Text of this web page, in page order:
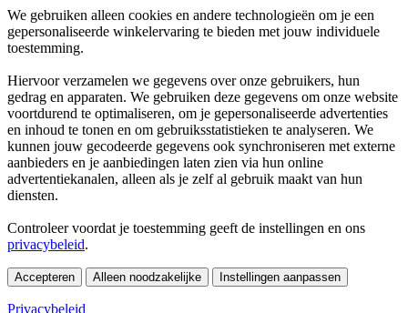
We gebruiken alleen cookies en andere technologieën om je een
gepersonaliseerde winkelervaring te bieden met jouw individuele
toestemming.
Hiervoor verzamelen we gegevens over onze gebruikers, hun
gedrag en apparaten. We gebruiken deze gegevens om onze website
voortdurend te optimaliseren, om je gepersonaliseerde advertenties
en inhoud te tonen en om gebruiksstatistieken te analyseren. We
kunnen jouw gecodeerde gegevens ook synchroniseren met externe
aanbieders en je aanbiedingen laten zien via hun online
advertentiekanalen, alleen als je zelf al gebruik maakt van hun
diensten.
Controleer voordat je toestemming geeft de instellingen en ons
privacybeleid.
Accepteren Alleen noodzakelijke Instellingen aanpassen
Privacybeleid